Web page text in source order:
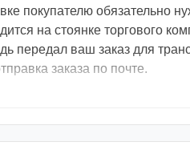
покупателю обязательно
на стоянке торгового
передал ваш заказ для
заказа по почте.